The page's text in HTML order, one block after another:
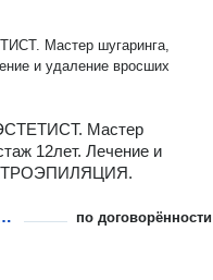
Мастер шугаринга,
Мастер
12лет. Лечение и
классическое бикини по договорённости